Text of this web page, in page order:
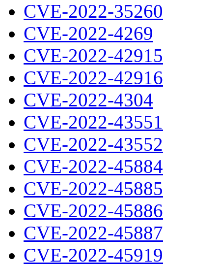
CVE-2022-35260
CVE-2022-4269
CVE-2022-42915
CVE-2022-42916
CVE-2022-4304
CVE-2022-43551
CVE-2022-43552
CVE-2022-45884
CVE-2022-45885
CVE-2022-45886
CVE-2022-45887
CVE-2022-45919